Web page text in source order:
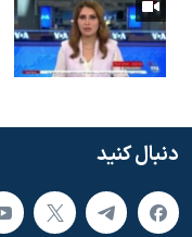
دنبال کنید